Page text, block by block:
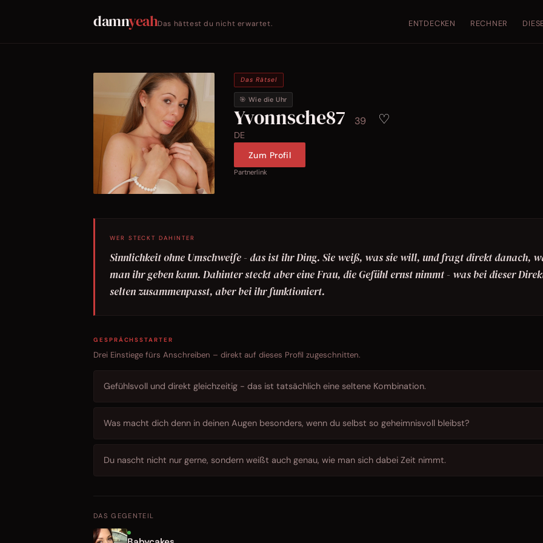
damnyeahDas hättest du nicht erwartet. ENTDECKEN RECHNER
Das Rätsel
🎯 Wie die Uhr
Yvonnsche87 39 ♡
DE
Zum Profil
Partnerlink
WER STECKT DAHINTER
Sinnlichkeit ohne Umschweife - das ist ihr Ding. Sie weiß, was sie will, und fragt direkt danach,
man ihr geben kann. Dahinter steckt aber eine Frau, die Gefühl ernst nimmt - was bei dieser
selten zusammenpasst, aber bei ihr funktioniert.
GESPRÄCHSSTARTER
Drei Einstiege fürs Anschreiben – direkt auf dieses Profil zugeschnitten.
Gefühlsvoll und direkt gleichzeitig - das ist tatsächlich eine seltene Kombination.
Was macht dich denn in deinen Augen besonders, wenn du selbst so geheimnisvoll bleibst?
Du nascht nicht nur gerne, sondern weißt auch genau, wie man sich dabei Zeit nimmt.
DAS GEGENTEIL